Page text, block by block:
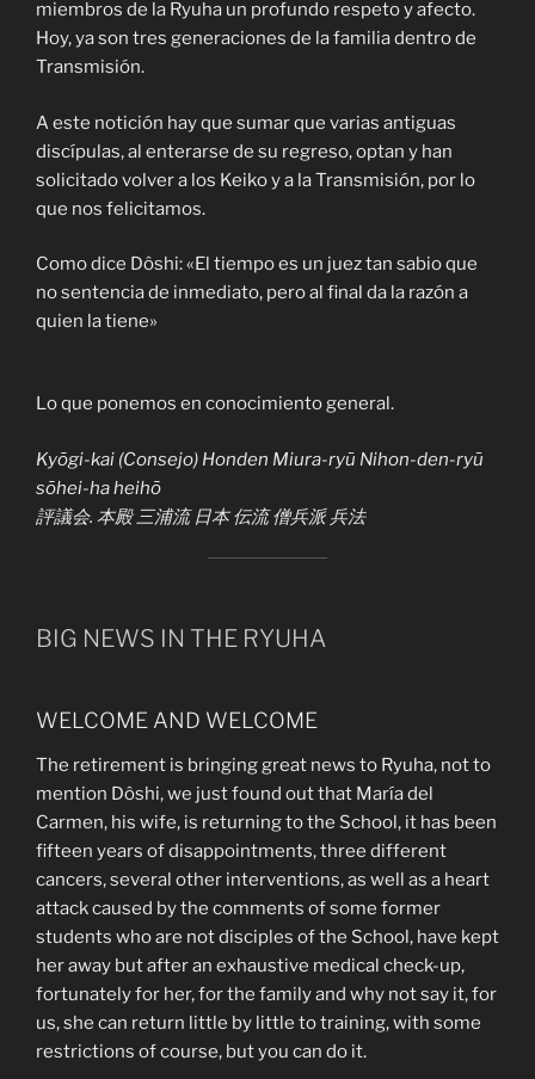
miembros de la Ryuha un profundo respeto y afecto.
Hoy, ya son tres generaciones de la familia dentro de
Transmisión.
A este notición hay que sumar que varias antiguas
discípulas, al enterarse de su regreso, optan y han
solicitado volver a los Keiko y a la Transmisión, por lo
que nos felicitamos.
Como dice Dôshi: «El tiempo es un juez tan sabio que
no sentencia de inmediato, pero al final da la razón a
quien la tiene»
Lo que ponemos en conocimiento general.
Kyōgi-kai (Consejo) Honden Miura-ryū Nihon-den-ryū
sōhei-ha heihō
評議会. 本殿 三浦流 日本 伝流 僧兵派 兵法
BIG NEWS IN THE RYUHA
WELCOME AND WELCOME
The retirement is bringing great news to Ryuha, not to
mention Dôshi, we just found out that María del
Carmen, his wife, is returning to the School, it has been
fifteen years of disappointments, three different
cancers, several other interventions, as well as a heart
attack caused by the comments of some former
students who are not disciples of the School, have kept
her away but after an exhaustive medical check-up,
fortunately for her, for the family and why not say it, for
us, she can return little by little to training, with some
restrictions of course, but you can do it.